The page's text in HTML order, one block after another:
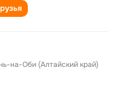
на-Оби (Алтайский край)